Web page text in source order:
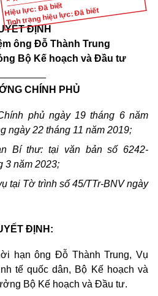
Hiệu lực: Đã biết
Tình trạng hiệu lực: Đã biết
ĐỊNH
ông Đỗ Thành Trung
Bộ Kế hoạch và Đầu tư
CHÍNH PHỦ
phủ ngày 19 tháng 6 năm
ngày 22 tháng 11 năm 2019;
Bíthư: tại văn bản số 6242-
3 năm 2023;
tại Tờ trình số 45/TTr-BNV ngày
ĐỊNH:
hạn ông Đỗ Thành Trung, Vụ
tế quốc dân, Bộ Kếhoạch và
Bộ Kế hoạch và Đầu tư.